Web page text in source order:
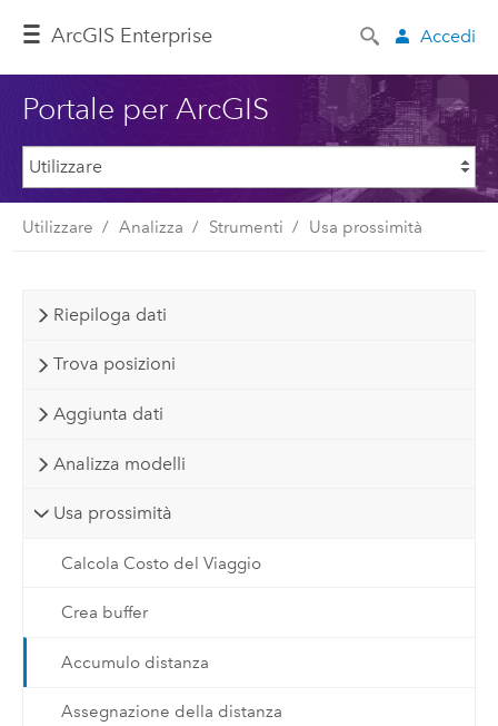
ArcGIS Enterprise Accedi
Portale per ArcGIS
Utilizzare Analizza Strumenti Usa prossimità
Riepiloga dati
Trova posizioni
Aggiunta dati
Analizza modelli
Usa prossimità
Calcola Costo del Viaggio
Crea buffer
Accumulo distanza
Assegnazione della distanza